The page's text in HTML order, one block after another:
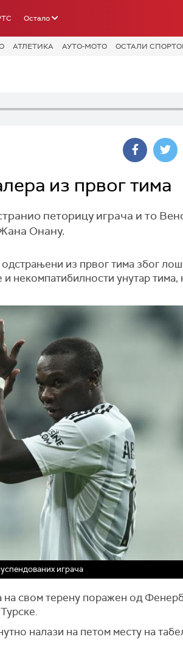
Остало
АТЛЕТИКА АУТО-МОТО ОСТАЛИ
из првог тима
петорицу играча и то
Онану.
из првог тима због
некомпатибилности унутар тима,
играча
на свом терену поражен од
налази на петом месту на